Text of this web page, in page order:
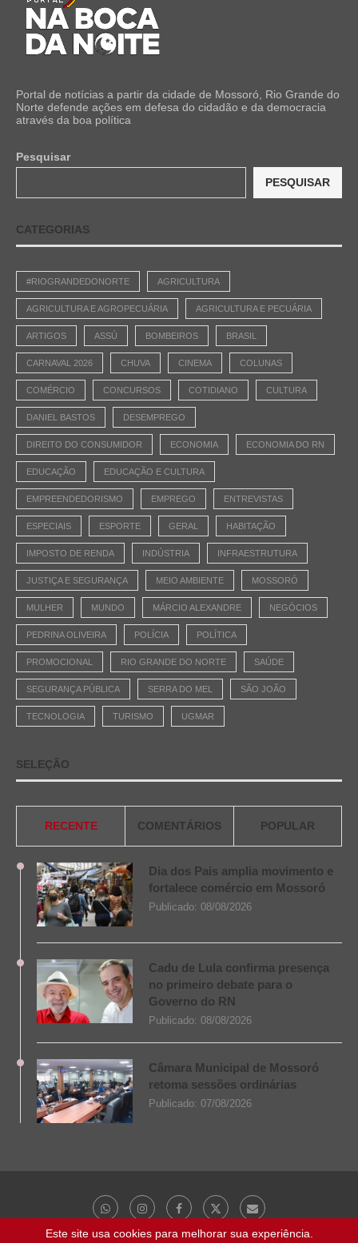
Portal de notícias a partir da cidade de Mossoró, Rio Grande do
Norte defende ações em defesa do cidadão e da democracia
através da boa política
Pesquisar
PESQUISAR
CATEGORIAS
#RIOGRANDEDONORTE AGRICULTURA
AGRICULTURA E AGROPECUÁRIA AGRICULTURA E PECUÁRIA
ARTIGOS ASSÚ BOMBEIROS BRASIL
CARNAVAL 2026 CHUVA CINEMA COLUNAS
COMÉRCIO CONCURSOS COTIDIANO CULTURA
DANIEL BASTOS DESEMPREGO
DIREITO DO CONSUMIDOR ECONOMIA ECONOMIA DO RN
EDUCAÇÃO EDUCAÇÃO E CULTURA
EMPREENDEDORISMO EMPREGO ENTREVISTAS
ESPECIAIS ESPORTE GERAL HABITAÇÃO
IMPOSTO DE RENDA INDÚSTRIA INFRAESTRUTURA
JUSTIÇA E SEGURANÇA MEIO AMBIENTE MOSSORÓ
MULHER MUNDO MÁRCIO ALEXANDRE NEGÓCIOS
PEDRINA OLIVEIRA POLÍCIA POLÍTICA
PROMOCIONAL RIO GRANDE DO NORTE SAÚDE
SEGURANÇA PÚBLICA SERRA DO MEL SÃO JOÃO
TECNOLOGIA TURISMO UGMAR
SELEÇÃO
RECENTE COMENTÁRIOS POPULAR
Dia dos Pais amplia movimento e
fortalece comércio em Mossoró
Publicado: 08/08/2026
Cadu de Lula confirma presença
no primeiro debate para o
Governo do RN
Publicado: 08/08/2026
Câmara Municipal de Mossoró
retoma sessões ordinárias
Publicado: 07/08/2026
Este site usa cookies para melhorar sua experiência.